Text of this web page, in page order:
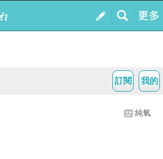
我的
訂閱
純氧